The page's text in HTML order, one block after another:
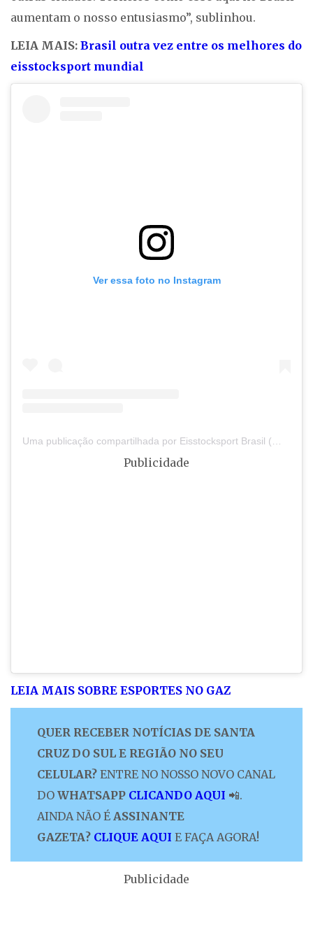
aumentam o nosso entusiasmo”, sublinhou.
LEIA MAIS: Brasil outra vez entre os melhores do
eisstocksport mundial
Ver essa foto no Instagram
Uma publicação compartilhada por Eisstocksport Brasil (@eisstocksportbrasil)
Publicidade
LEIA MAIS SOBRE ESPORTES NO GAZ
QUER RECEBER NOTÍCIAS DE SANTA
CRUZ DO SUL E REGIÃO NO SEU
CELULAR? ENTRE NO NOSSO NOVO CANAL
DO WHATSAPP CLICANDO AQUI 📲.
AINDA NÃO É ASSINANTE
GAZETA? CLIQUE AQUI E FAÇA AGORA!
Publicidade